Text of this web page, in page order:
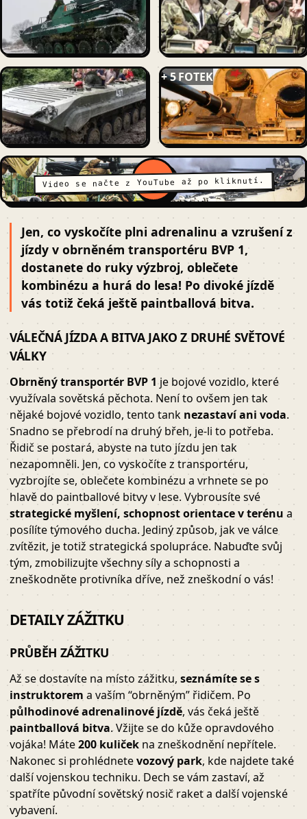
+ 5 FOTEK
Video se načte z YouTube až po kliknutí.
Jen, co vyskočíte plni adrenalinu a vzrušení z
jízdy v obrněném transportéru BVP 1,
dostanete do ruky výzbroj, oblečete
kombinézu a hurá do lesa! Po divoké jízdě
vás totiž čeká ještě paintballová bitva.
VÁLEČNÁ JÍZDA A BITVA JAKO Z DRUHÉ SVĚTOVÉ
VÁLKY
Obrněný transportér BVP 1je bojové vozidlo, které
využívala sovětská pěchota. Není to ovšem jen tak
nějaké bojové vozidlo, tento tank nezastaví ani voda.
Snadno se přebrodí na druhý břeh, je-li to potřeba.
Řidič se postará, abyste na tuto jízdu jen tak
nezapomněli. Jen, co vyskočíte z transportéru,
vyzbrojíte se, oblečete kombinézu a vrhnete se po
hlavě do paintballové bitvy v lese. Vybrousíte své
strategické myšlení, schopnost orientace v terénu a
posílíte týmového ducha. Jediný způsob, jak ve válce
zvítězit, je totiž strategická spolupráce. Nabuďte svůj
tým, zmobilizujte všechny síly a schopnosti a
zneškodněte protivníka dříve, než zneškodní o vás!
DETAILY ZÁŽITKU
PRŮBĚH ZÁŽITKU
Až se dostavíte na místo zážitku, seznámíte se s
instruktorem a vaším “obrněným” řidičem. Po
půlhodinové adrenalinové jízdě, vás čeká ještě
paintballová bitva. Vžijte se do kůže opravdového
vojáka! Máte200 kuliček na zneškodnění nepřítele.
Nakonec si prohlédnetevozový park, kde najdete také
další vojenskou techniku. Dech se vám zastaví, až
spatříte původní sovětský nosič raket a další vojenské
vybavení.